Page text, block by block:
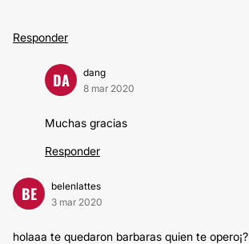
Responder
DA
dang
8 mar 2020
Muchas gracias
Responder
BE
belenlattes
3 mar 2020
holaaa te quedaron barbaras quien te opero¡?